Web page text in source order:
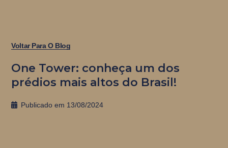
Voltar Para O Blog
One Tower: conheça um dos
prédios mais altos do Brasil!
Publicado em 13/08/2024